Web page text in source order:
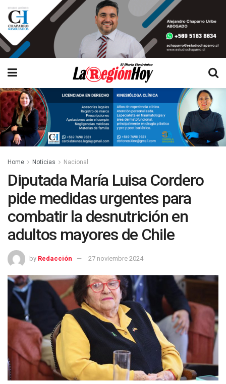
Home Noticias Nacional
Diputada María Luisa Cordero
pide medidas urgentes para
combatir la desnutrición en
adultos mayores de Chile
by Redacción 27 noviembre 2024